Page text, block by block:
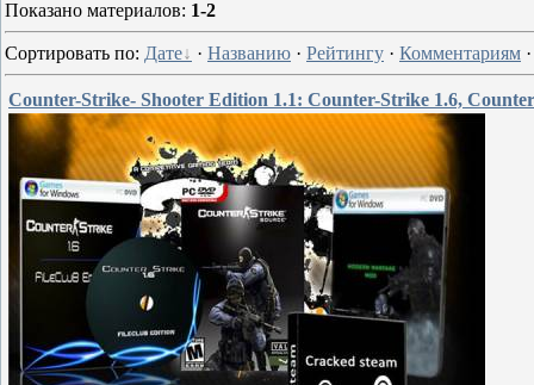
Показано материалов: 1-2
Сортировать по: Дате · Названию · Рейтингу · Комментариям
Counter-Strike- Shooter Edition 1.1: Counter-Strike 1.6,